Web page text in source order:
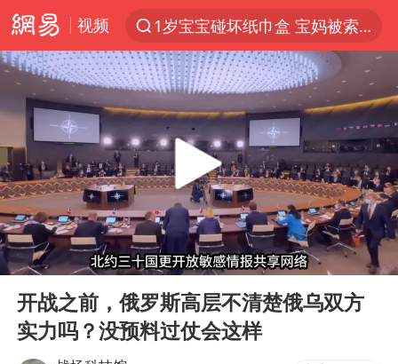
视频
1岁宝宝碰坏纸巾盒 宝妈被索赔924元
Meta被判支付5.67亿美元
台风白海豚逼近 暴雨大暴雨来袭
47岁妈妈突然产女 26岁女儿：很震惊
阿根廷足协发文力挺因凡蒂诺
中国稀土盘中涨停
A股开盘：民爆、CPO等概念走强
日本广岛民众举行游行反对政府行径
21楼高空抛物嫌疑人被拘留
Play
00:00 05:18
开战之前，俄罗斯高层不清楚俄乌双方
实力吗？没预料过仗会这样